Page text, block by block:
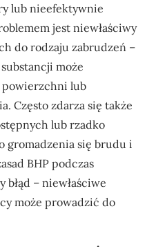
lub nieefektywnie
jest niewłaściwy
do rodzaju zabrudzeń –
może
powierzchni lub
Często zdarza się także
lub rzadko
gromadzenia się brudu i
BHP podczas
– niewłaściwe
może prowadzić do